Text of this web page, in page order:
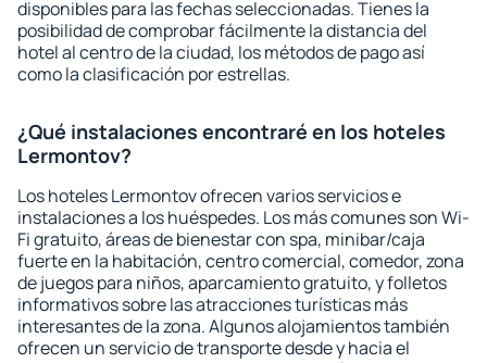
disponibles para las fechas seleccionadas. Tienes la
posibilidad de comprobar fácilmente la distancia del
hotel al centro de la ciudad, los métodos de pago así
como la clasificación por estrellas.
¿Qué instalaciones encontraré en los hoteles
Lermontov?
Los hoteles Lermontov ofrecen varios servicios e
instalaciones a los huéspedes. Los más comunes son Wi-
Fi gratuito, áreas de bienestar con spa, minibar/caja
fuerte en la habitación, centro comercial, comedor, zona
de juegos para niños, aparcamiento gratuito, y folletos
informativos sobre las atracciones turísticas más
interesantes de la zona. Algunos alojamientos también
ofrecen un servicio de transporte desde y hacia el